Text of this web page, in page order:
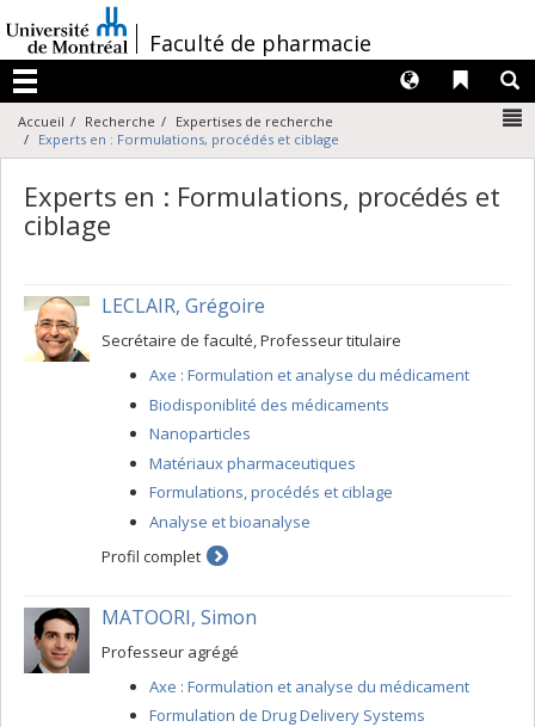
au
contenu
/Faculté de pharmacie
Menu
Liens
Langues
Accueil Recherche
Expertises de recherche
Experts en : Formulations, procédés et ciblage
Experts en : Formulations, procédés et
ciblage
LECLAIR, Grégoire
Secrétaire de faculté, Professeur titulaire
Axe : Formulation et analyse du médicament
Biodisponiblité des médicaments
Nanoparticles
Matériaux pharmaceutiques
Formulations, procédés et ciblage
Analyse et bioanalyse
Profil complet
MATOORI, Simon
Professeur agrégé
Axe : Formulation et analyse du médicament
Formulation de Drug Delivery Systems